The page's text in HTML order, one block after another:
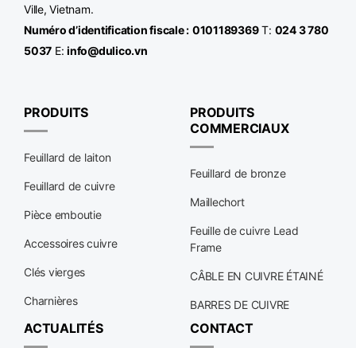
Ville, Vietnam.
Numéro d’identification fiscale : 0101189369T: 024 3 780
5037 E:info@dulico.vn
PRODUITS
Feuillard de laiton
Feuillard de cuivre
Pièce emboutie
Accessoires cuivre
Clés vierges
Charnières
PRODUITS
COMMERCIAUX
Feuillard de bronze
Maillechort
Feuille de cuivre Lead
Frame
CÂBLE EN CUIVRE ÉTAINÉ
BARRES DE CUIVRE
ACTUALITÉS CONTACT